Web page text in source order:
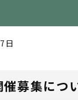
日
募集につ